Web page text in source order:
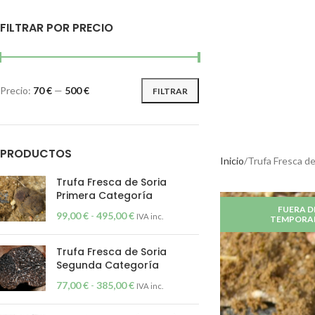
FILTRAR POR PRECIO
FILTRAR
Precio: 70 € — 500 €
PRODUCTOS
Trufa Fresca de Soria
Primera Categoría
99,00€ - 495,00€ IVA inc.
Trufa Fresca de Soria
Segunda Categoría
77,00€ - 385,00€ IVA inc.
TRUFA
Las encinas y
de ellas lo
proceso de
También nos
trufiturismo y a
TRUFA NEGRA
Inicio Trufa Fresca
FUERA